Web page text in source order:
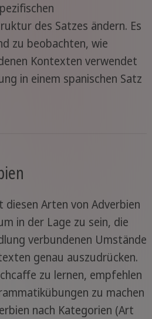
des Satzes ändern. Es
zu beobachten, wie
Kontexten verwendet
in einem spanischen Satz
diesen Arten von Adverbien
in der Lage zu sein, die
verbundenen Umstände
genau auszudrücken.
zu lernen, empfehlen
zu machen
nach Kategorien (Art